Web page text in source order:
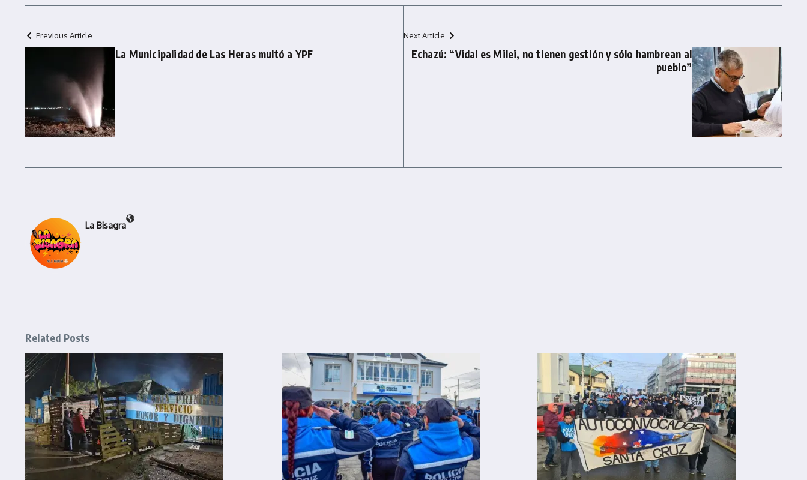
Previous Article
La Municipalidad de Las Heras multó a YPF
Next Article
Echazú: “Vidal es Milei, no tienen gestión y sólo hambrean al
pueblo”
La Bisagra
Related Posts